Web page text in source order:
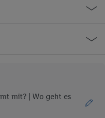
Street
im Service Center.
mit? | Wo geht es